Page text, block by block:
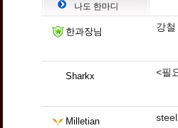
나도 한마디
한과장님 강
Sharkx <필
Milletian